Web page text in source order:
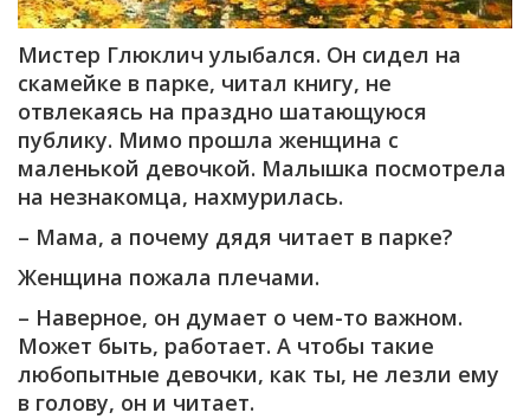
Мистер Глюклич улыбался. Он сидел на
скамейке в парке, читал книгу, не
отвлекаясь на праздно шатающуюся
публику. Мимо прошла женщина с
маленькой девочкой. Малышка посмотрела
на незнакомца, нахмурилась.
– Мама, а почему дядя читает в парке?
Женщина пожала плечами.
– Наверное, он думает о чем-то важном.
Может быть, работает. А чтобы такие
любопытные девочки, как ты, не лезли ему
в голову, он и читает.